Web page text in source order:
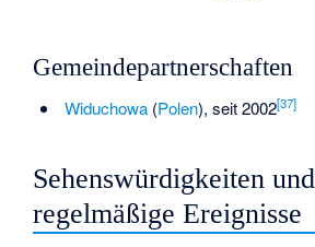
Gemeindepartnerschaften
Widuchowa(Polen), seit 2002[37]
Sehenswürdigkeiten und
regelmäßige Ereignisse